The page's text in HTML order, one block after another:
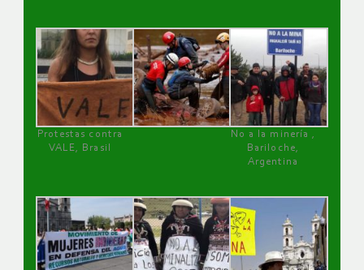
Protestas contra
VALE, Brasil
No a la minería ,
Bariloche,
Argentina